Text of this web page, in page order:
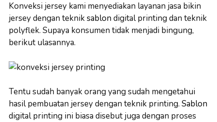
Konveksi jersey kami menyediakan layanan jasa bikin
jersey dengan tekniksablondigital printing dan teknik
polyflek. Supaya konsumen tidak menjadi bingung,
berikut ulasannya.
Tentu sudah banyak orang yang sudah mengetahui
hasil pembuatan jersey dengan teknik printing. Sablon
digital printing ini biasa disebut juga dengan proses